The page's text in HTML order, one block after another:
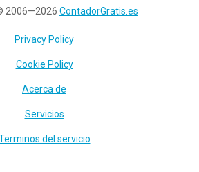
2006—2026 ContadorGratis.es
Privacy Policy
Cookie Policy
Acerca de
Servicios
del servicio